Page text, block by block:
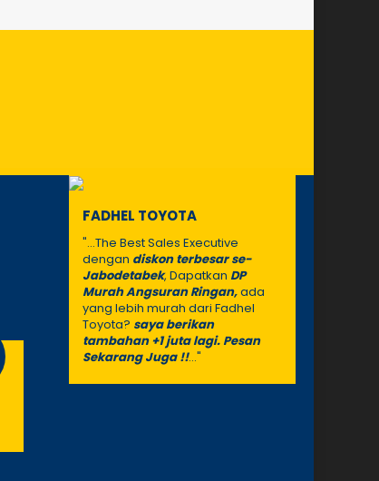
PROMO 633
Toyota Voxy
FADHEL TOYOTA
"...The Best Sales Executive
dengan diskon terbesar se-
Jabodetabek, Dapatkan DP
Murah Angsuran Ringan,ada
yang lebih murah dari Fadhel
Toyota? saya berikan
tambahan +1 juta lagi. Pesan
Sekarang Juga !!..."